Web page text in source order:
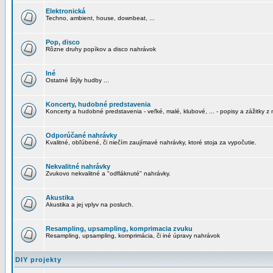
Elektronická
Techno, ambient, house, downbeat, ...
Pop, disco
Rôzne druhy popíkov a disco nahrávok
Iné
Ostatné štýly hudby ...
Koncerty, hudobné predstavenia
Koncerty a hudobné predstavenia - veľké, malé, klubové, ... - popisy a zážitky z
Odporúčané nahrávky
Kvalitné, obľúbené, či niečím zaujímavé nahrávky, ktoré stoja za vypočutie.
Nekvalitné nahrávky
Zvukovo nekvalitné a "odfláknuté" nahrávky.
Akustika
Akustika a jej vplyv na posluch.
Resampling, upsampling, komprimacia zvuku
Resampling, upsampling, komprimácia, či iné úpravy nahrávok
DIY projekty